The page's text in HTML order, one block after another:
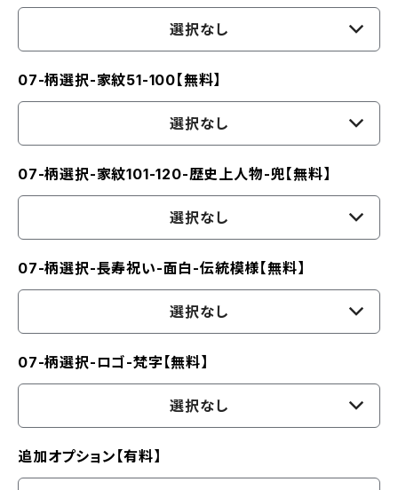
選択なし
07-柄選択-家紋51-100【無料】
選択なし
07-柄選択-家紋101-120-歴史上人物-兜【無料】
選択なし
07-柄選択-長寿祝い-面白-伝統模様【無料】
選択なし
07-柄選択-ロゴ-梵字【無料】
選択なし
追加オプション【有料】